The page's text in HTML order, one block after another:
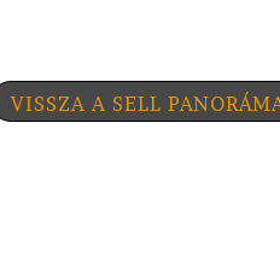
VISSZA A SELL